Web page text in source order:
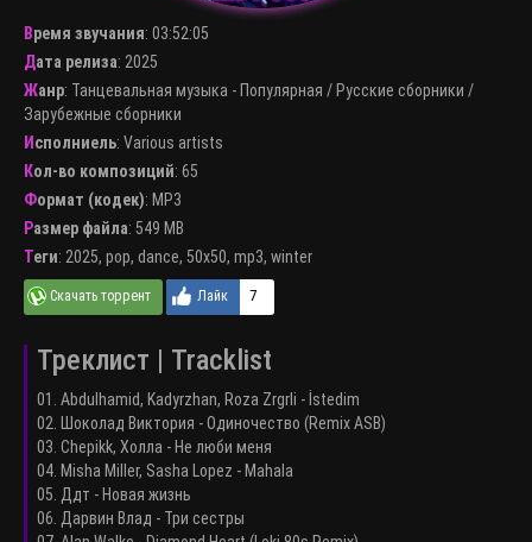
Время звучания: 03:52:05
Дата релиза: 2025
Жанр: Танцевальная музыка - Популярная / Русские сборники /
Зарубежные сборники
Исполниель: Various artists
Кол-во композиций: 65
Формат (кодек): MP3
Размер файла: 549 MB
Теги: 2025, pop, dance, 50x50, mp3, winter
7
Треклист | Tracklist
01. Abdulhamid, Kadyrzhan, Roza Zrgrli - İstedim
02. Шоколад Виктория - Одиночество (Remix ASB)
03. Chepikk, Холла - Не люби меня
04. Misha Miller, Sasha Lopez - Mahala
05. Ддт - Новая жизнь
06. Дарвин Влад - Три сестры